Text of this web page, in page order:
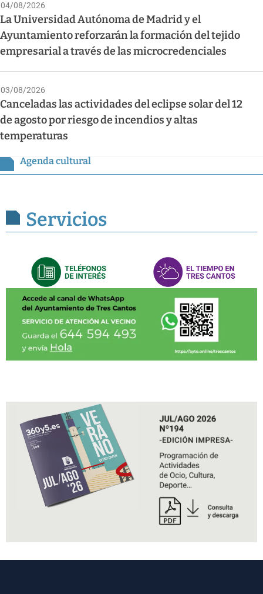
04/08/2026
La Universidad Autónoma de Madrid y el
Ayuntamiento reforzarán la formación del tejido
empresarial a través de las microcredenciales
03/08/2026
Canceladas las actividades del eclipse solar del 12
de agosto por riesgo de incendios y altas
temperaturas
Agenda cultural
Servicios